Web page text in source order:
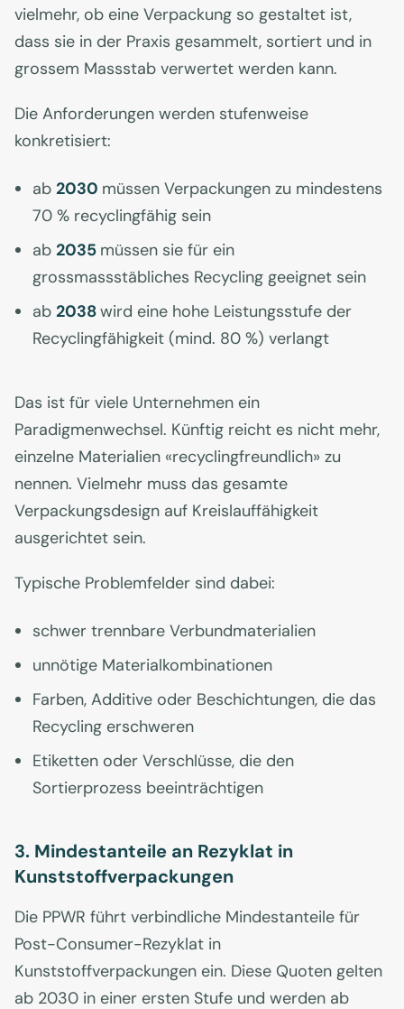
vielmehr, ob eine Verpackung so gestaltet ist,
dass sie in der Praxis gesammelt, sortiert und in
grossem Massstab verwertet werden kann.
Die Anforderungen werden stufenweise
konkretisiert:
ab 2030 müssen Verpackungen zu mindestens
70 % recyclingfähig sein
ab 2035 müssen sie für ein
grossmassstäbliches Recycling geeignet sein
ab 2038wird eine hohe Leistungsstufe der
Recyclingfähigkeit (mind. 80 %) verlangt
Das ist für viele Unternehmen ein
Paradigmenwechsel. Künftig reicht es nicht mehr,
einzelne Materialien «recyclingfreundlich» zu
nennen. Vielmehr muss das gesamte
Verpackungsdesign auf Kreislauffähigkeit
ausgerichtet sein.
Typische Problemfelder sind dabei:
schwer trennbare Verbundmaterialien
unnötige Materialkombinationen
Farben, Additive oder Beschichtungen, die das
Recycling erschweren
Etiketten oder Verschlüsse, die den
Sortierprozess beeinträchtigen
3. Mindestanteile an Rezyklat in
Kunststoffverpackungen
Die PPWR führt verbindliche Mindestanteile für
Post-Consumer-Rezyklat in
Kunststoffverpackungen ein. Diese Quoten gelten
ab 2030 in einer ersten Stufe und werden ab